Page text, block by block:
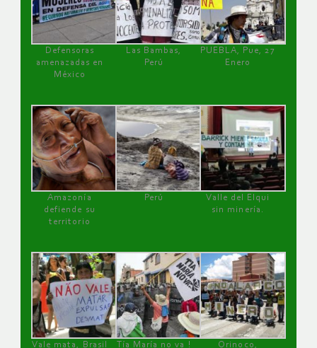
Defensoras
amenazadas en
México
Las Bambas,
Perú
PUEBLA, Pue, 27
Enero
Amazonía
defiende su
territorio
Perú
Valle del Elqui
sin minería.
Vale mata, Brasil Tía María no va ! Orinoco,